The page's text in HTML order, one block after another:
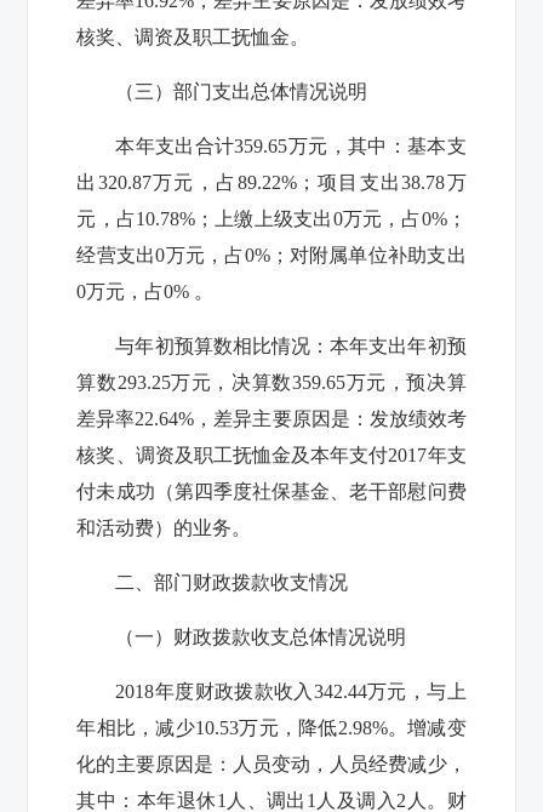
核奖、调资及职工抚恤金。
（三）部门支出总体情况说明
本年支出合计359.65万元，其中：基本支
出 320.87万元，占89.22%；项目支出38.78万
元，占10.78% ；上缴上级支出0万元，占0%；
经营支出0万元，占0%；对附属单位补助支出
0万元，占0% 。
与年初预算数相比情况：本年支出年初预
算数293.25万元，决算数359.65万元，预决算
差异率22.64% ，差异主要原因是：发放绩效考
核奖、调资及职工抚恤金及本年支付2017年支
付未成功（第四季度社保基金、老干部慰问费
和活动费）的业务。
二、部门财政拨款收支情况
（一）财政拨款收支总体情况说明
2018年度财政拨款收入 342.44万元，与上
年相比，减少10.53万元，降低2.98%。增减变
化的主要原因是：人员变动，人员经费减少，
其中：本年退休1 人、调出 1 人及调入 2 人。财